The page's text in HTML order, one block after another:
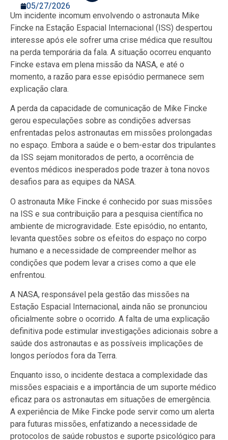
05/27/2026
Um incidente incomum envolvendo o astronauta Mike
Fincke na Estação Espacial Internacional (ISS) despertou
interesse após ele sofrer uma crise médica que resultou
na perda temporária da fala. A situação ocorreu enquanto
Fincke estava em plena missão da NASA, e até o
momento, a razão para esse episódio permanece sem
explicação clara.
A perda da capacidade de comunicação de Mike Fincke
gerou especulações sobre as condições adversas
enfrentadas pelos astronautas em missões prolongadas
no espaço. Embora a saúde e o bem-estar dos tripulantes
da ISS sejam monitorados de perto, a ocorrência de
eventos médicos inesperados pode trazer à tona novos
desafios para as equipes da NASA.
O astronauta Mike Fincke é conhecido por suas missões
na ISS e sua contribuição para a pesquisa científica no
ambiente de microgravidade. Este episódio, no entanto,
levanta questões sobre os efeitos do espaço no corpo
humano e a necessidade de compreender melhor as
condições que podem levar a crises como a que ele
enfrentou.
A NASA, responsável pela gestão das missões na
Estação Espacial Internacional, ainda não se pronunciou
oficialmente sobre o ocorrido. A falta de uma explicação
definitiva pode estimular investigações adicionais sobre a
saúde dos astronautas e as possíveis implicações de
longos períodos fora da Terra.
Enquanto isso, o incidente destaca a complexidade das
missões espaciais e a importância de um suporte médico
eficaz para os astronautas em situações de emergência.
A experiência de Mike Fincke pode servir como um alerta
para futuras missões, enfatizando a necessidade de
protocolos de saúde robustos e suporte psicológico para